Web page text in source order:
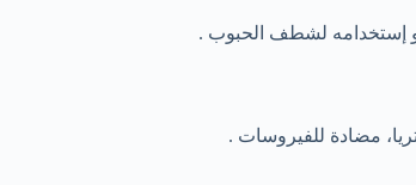
و إستخدامه لشطف الحبوب .
مضادة للفيروسات .